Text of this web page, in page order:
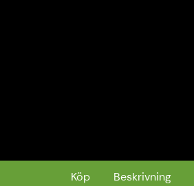
Köp Beskrivning